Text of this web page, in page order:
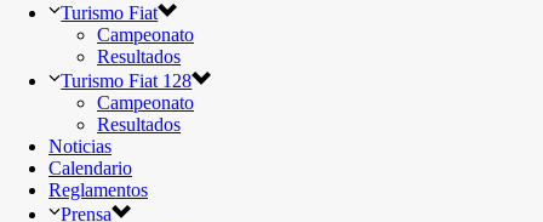
Turismo Fiat
Campeonato
Resultados
Turismo Fiat 128
Campeonato
Resultados
Noticias
Calendario
Reglamentos
Prensa